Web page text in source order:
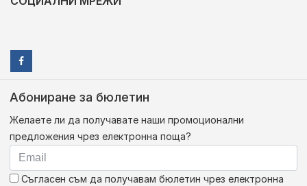
Абониране за бюлетин
Желаете ли да получавате наши промоционални
предложения чрез електронна поща?
Съгласен съм да получавам бюлетин чрез електронна